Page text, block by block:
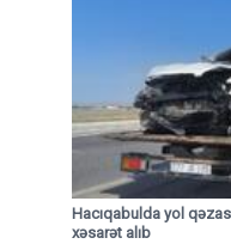
Hacıqabulda yol
xəsarət alıb